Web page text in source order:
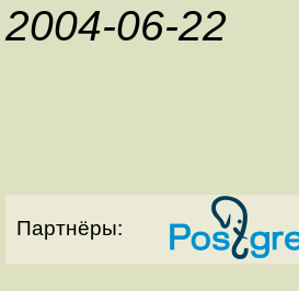
2004-06-22
Партнёры: